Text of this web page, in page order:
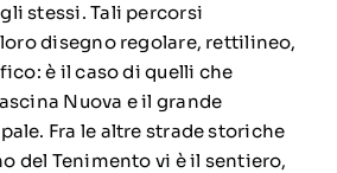
stessi. Tali percorsi
disegno regolare, rettilineo,
è il caso di quelli che
Nuova e il grande
Fra le altre strade storiche
del Tenimento vi è il sentiero,